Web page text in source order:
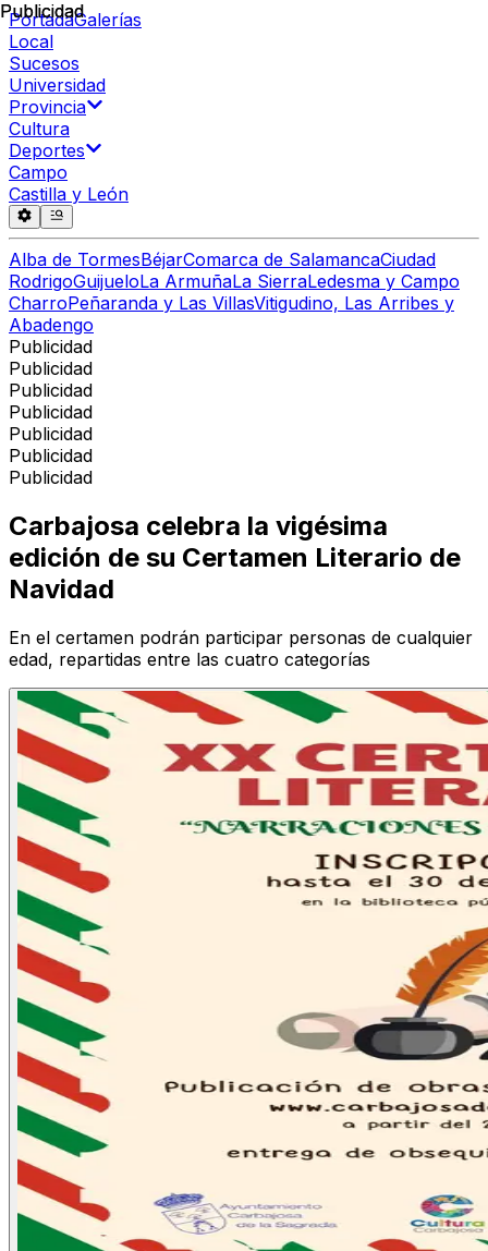
PortadaGalerías
Local
Sucesos
Universidad
Provincia
Cultura
Deportes
Campo
Castilla y León
Alba de TormesBéjarComarca de SalamancaCiudad
RodrigoGuijueloLa ArmuñaLa SierraLedesma y Campo
CharroPeñaranda y Las VillasVitigudino, Las Arribes y
Abadengo
Publicidad
Publicidad
Publicidad
Publicidad
Publicidad
Publicidad
Publicidad
Publicidad
Carbajosa celebra la vigésima
edición de su Certamen Literario de
Navidad
En el certamen podrán participar personas de cualquier
edad, repartidas entre las cuatro categorías
Publicidad